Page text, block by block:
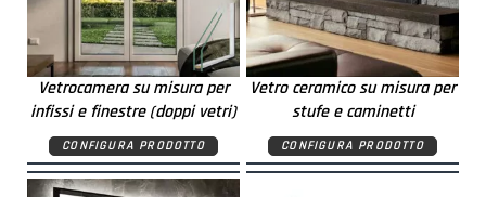
Vetrocamera su misura per
infissi e finestre (doppi vetri)
CONFIGURA PRODOTTO
Vetro ceramico su misura per
stufe e caminetti
CONFIGURA PRODOTTO